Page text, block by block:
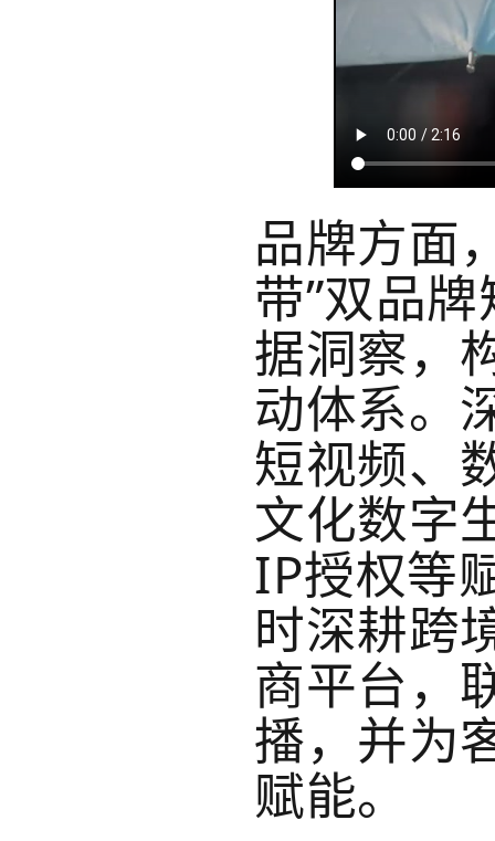
品牌方面
带”双品
据洞察，
动体系。
短视频、
文化数字
IP授权等
时深耕跨
商平台，
播，并为
赋能。